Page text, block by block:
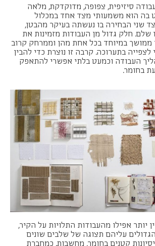
סיזיפית, צפופה, מדוקדקת, מלאה
בה הוא משמעותי מצד אחד במכלול
שני הבחירה בו נעשתה בעיקר מהבטן,
חלק גדול מן העבודות מזמינות את
ממושך במיוחד בכל אחת מהן וממרחק קרוב
לצפייה בתערוכה. קרבה זו נוצרת כדי להבין
העבודה וכמעט בלתי אפשרי להתאפק
בחומר.
יותר אפילו מהעבודות התלויות על הקיר,
עליהם תצוגה של שלבים שונים
קטנים בחומר, מחשבות. כמחברת